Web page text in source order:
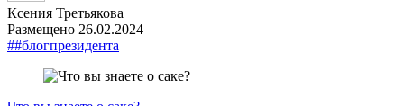
Ксения Третьякова
Размещено 26.02.2024
##блогпрезидента